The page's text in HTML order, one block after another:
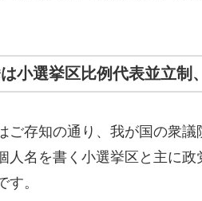
小選挙区比例代表並立制
ご存知の通り、我が国の衆議
人名を書く小選挙区と主に
す。